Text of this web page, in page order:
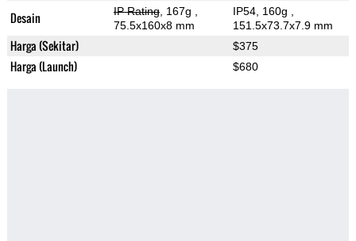
Desain IP Rating, 167g
75.5x160x8 mm
IP54, 160g
151.5x73.7x7.9 mm
Harga (Sekitar) $375
Harga (Launch) $680